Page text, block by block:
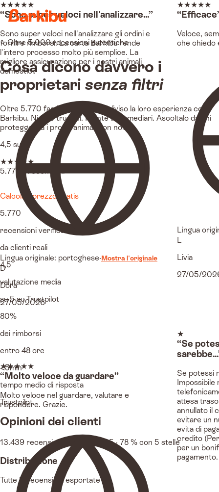
⭐ Oltre 5.000 recensioni autentiche
Cosa dicono davvero i
proprietari senza filtri
Oltre 5.770 famiglie hanno condiviso la loro esperienza con
Barkibu. Niente trucchi. Niente intermediari. Ascoltalo da chi
protegge già i propri animali con noi.
4,5 su 5
★★★ ★★
5.770+ recensioni
Calcola il prezzo gratis
5.770
recensioni verificate
da clienti reali
4,5
valutazione media
su 5 su Trustpilot
80%
dei rimborsi
entro 48 ore
<5min
tempo medio di risposta
Trustpilot
Opinioni dei clienti
13.439 recensioni · media 4,4 / 5 · 78 % con 5 stelle
Distribuzione
Tutte le recensioni esportate
★★★★★
“Sono super veloci nell'analizzare...”
Sono super veloci nell'analizzare gli ordini e
fornire rimborsi. La carta Barkibu rende
l'intero processo molto più semplice. La
migliore assicurazione per i nostri animali
domestici.
Lingua originale: portoghese·Mostra l'originale
D
Dora
27/05/2026
★★★★★
Veloce,
che chiedo
Lingua
L
Livia
27/05/
★
“Se
Se potessi
attesa
annullato il
evitare un
evita di
credito
per un
pagamento.
★★★★★
“Molto veloce da guardare”
Molto veloce nel guardare, valutare e
rispondere. Grazie.